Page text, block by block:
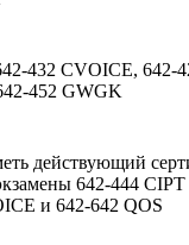
432 CVOICE, 642-
452 GWGK
действующий
642-444
и 642-642 QOS